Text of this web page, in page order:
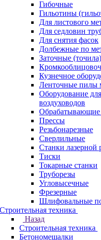
Гибочные
Гильотины
Для листового
Для седловин
Для снятия фасок
Долбежные по
Заточные (точила)
Кузнечное
Ленточные пилы
Оборудование
воздуховодов
Прессы
Резьбонарезные
Сверлильные
Станки лазерной
Тиски
Токарные станки
Труборезы
Угловысечные
Фрезерные
Шлифовальные
Строительная техника
Назад
Строительная техника
Бетономешалки